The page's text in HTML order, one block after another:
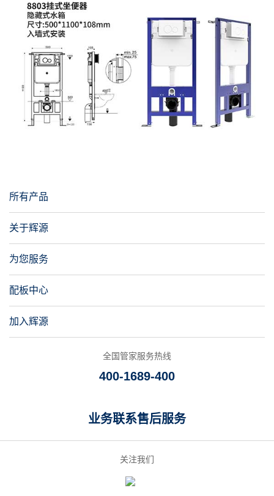
所有产品
关于辉源
为您服务
配板中心
加入辉源
全国管家服务热线
400-1689-400
业务联系售后服务
关注我们